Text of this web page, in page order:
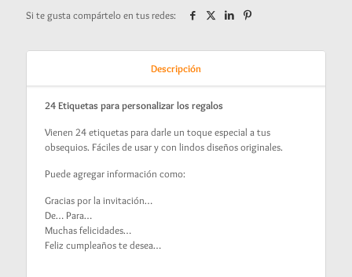
Si te gusta compártelo en tus redes:
Descripción
24 Etiquetas para personalizar los regalos
Vienen 24 etiquetas para darle un toque especial a tus
obsequios. Fáciles de usar y con lindos diseños originales.
Puede agregar información como:
Gracias por la invitación…
De… Para…
Muchas felicidades…
Feliz cumpleaños te desea…